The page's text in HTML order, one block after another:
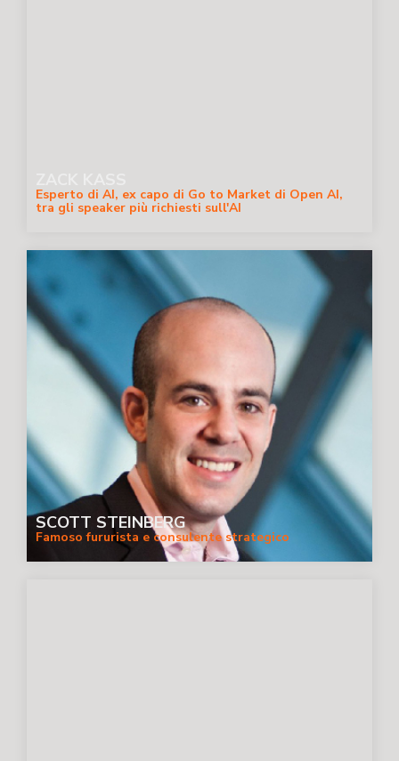
Esperto di AI, ex capo di Go to Market di Open AI,
tra gli speaker più richiesti sull'AI
SCOTT STEINBERG
Famoso fururista e consulente strategico